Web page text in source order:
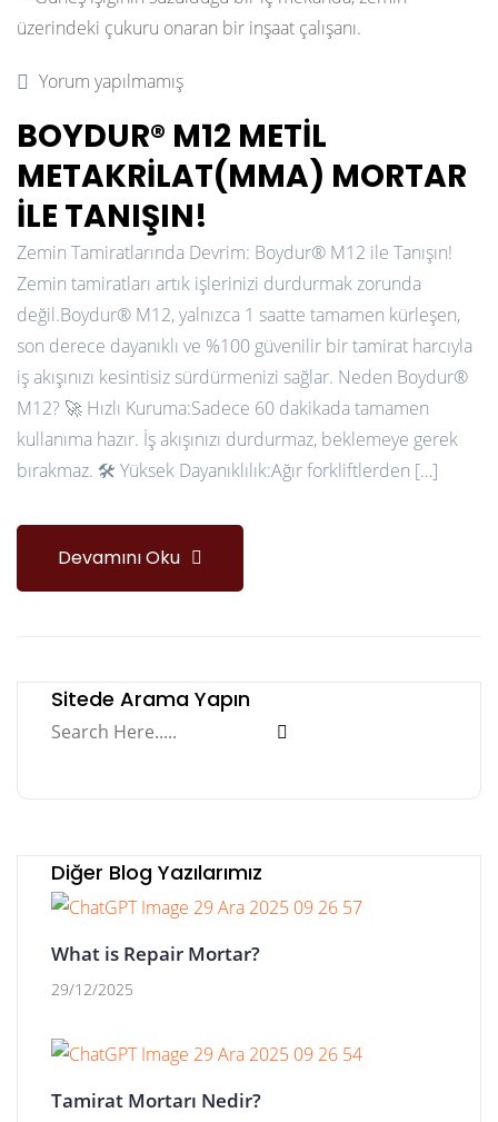
Yorum yapılmamış
BOYDUR® M12 METIL
METAKRILAT(MMA) MORTAR
ILE TANIŞIN!
Zemin Tamiratlarında Devrim: Boydur® M12 ile Tanışın!
Zemin tamiratları artık işlerinizi durdurmak zorunda
değil.Boydur® M12, yalnızca 1 saatte tamamen kürleşen,
son derece dayanıklı ve %100 güvenilir bir tamirat harcıyla
iş akışınızı kesintisiz sürdürmenizi sağlar. Neden Boydur®
M12? 🚀 Hızlı Kuruma:Sadece 60 dakikada tamamen
kullanıma hazır. İş akışınızı durdurmaz, beklemeye gerek
bırakmaz. 🛠️ Yüksek Dayanıklılık:Ağır forkliftlerden […]
Devamını Oku
Sitede Arama Yapın
Diğer Blog Yazılarımız
What is Repair Mortar?
29/12/2025
Tamirat Mortarı Nedir?